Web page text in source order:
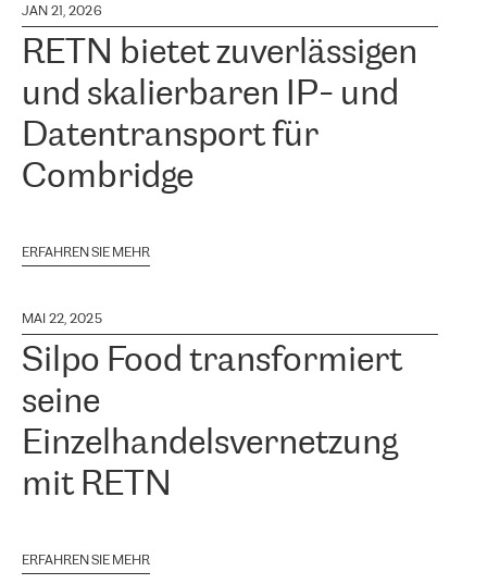
JAN 21, 2026
RETN bietet zuverlässigen
und skalierbaren IP- und
Datentransport für
Combridge
ERFAHREN SIE MEHR
MAI 22, 2025
Silpo Food transformiert
seine
Einzelhandelsvernetzung
mit RETN
ERFAHREN SIE MEHR